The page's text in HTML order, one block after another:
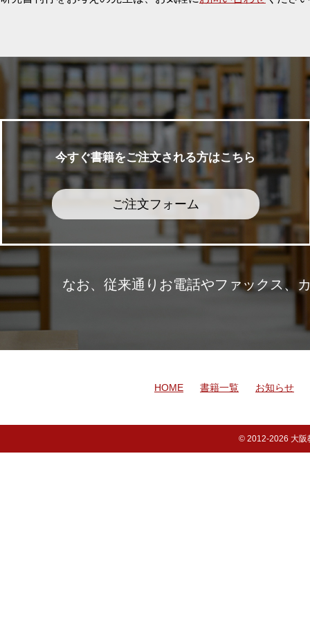
今すぐ書籍をご注文される方はこちら
ご注文フォーム
なお、従来通りお電話やファックス、
HOME 書籍一覧 お知らせ
© 2012-2026 大阪